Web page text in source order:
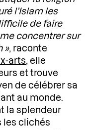
l’Islam les
de faire
concentrer sur
», raconte
arts, elle
et trouve
de célébrer sa
au monde.
la splendeur
les clichés